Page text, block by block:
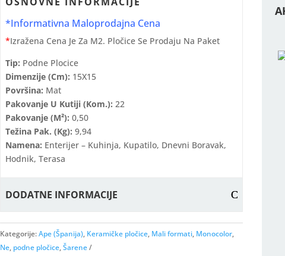
*Informativna Maloprodajna Cena
*Izražena Cena Je Za M2. Pločice Se Prodaju Na Paket
Tip: Podne Plocice
Dimenzije (cm): 15X15
Površina: Mat
Pakovanje U Kutiji (kom.): 22
Pakovanje (m²): 0,50
Težina Pak. (kg): 9,94
Namena: Enterijer – Kuhinja, Kupatilo, Dnevni Boravak,
Hodnik, Terasa
DODATNE INFORMACIJE
Kategorije:Ape (Španija), Keramičke pločice, Mali formati, Monocolor,
Ne, podne pločice,Šarene